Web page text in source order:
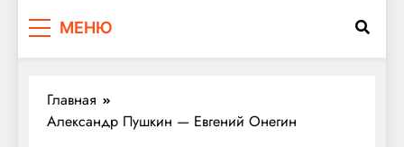
МЕНЮ
Главная
Александр Пушкин — Евгений Онегин